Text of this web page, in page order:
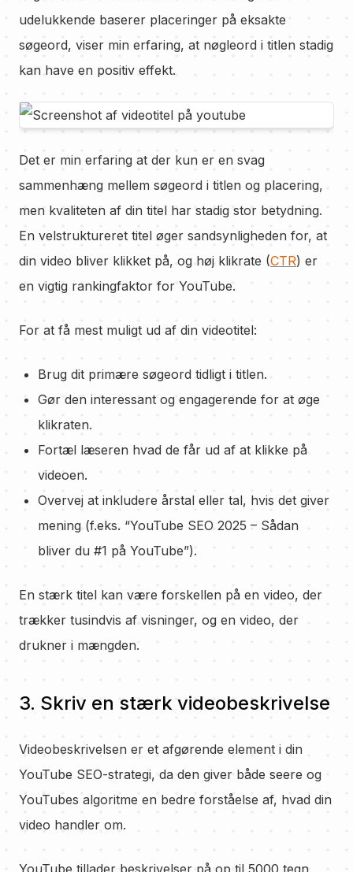
udelukkende baserer placeringer på eksakte
søgeord, viser min erfaring, at nøgleord i titlen stadig
kan have en positiv effekt.
Det er min erfaring at der kun er en svag
sammenhæng mellem søgeord i titlen og placering,
men kvaliteten af din titel har stadig stor betydning.
En velstruktureret titel øger sandsynligheden for, at
din video bliver klikket på, og høj klikrate (CTR) er
en vigtig rankingfaktor for YouTube.
For at få mest muligt ud af din videotitel:
Brug dit primære søgeord tidligt i titlen.
Gør den interessant og engagerende for at øge
klikraten.
Fortæl læseren hvad de får ud af at klikke på
videoen.
Overvej at inkludere årstal eller tal, hvis det giver
mening (f.eks. “YouTube SEO 2025 – Sådan
bliver du #1 på YouTube”).
En stærk titel kan være forskellen på en video, der
trækker tusindvis af visninger, og en video, der
drukner i mængden.
3. Skriv en stærk videobeskrivelse
Videobeskrivelsen er et afgørende element i din
YouTube SEO-strategi, da den giver både seere og
YouTubes algoritme en bedre forståelse af, hvad din
video handler om.
YouTube tillader beskrivelser på op til 5000 tegn,